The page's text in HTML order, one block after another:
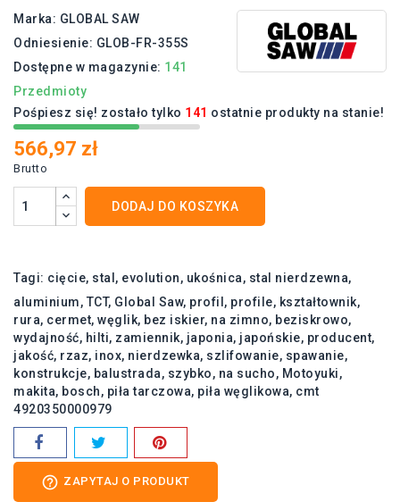
Marka: GLOBAL SAW
Odniesienie: GLOB-FR-355S
Dostępne w magazynie: 141
Przedmioty
Pośpiesz się! zostało tylko 141 ostatnie produkty na stanie!
566,97 zł
Brutto
DODAJ DO KOSZYKA
Tagi: cięcie stal evolution ukośnica
stal nierdzewna
aluminium TCT Global Saw profil profile
kształtownik
rura cermet węglik bez iskier na zimno
beziskrowo
wydajność
hilti zamiennik japonia japońskie producent
jakość rzaz inox nierdzewka szlifowanie spawanie
konstrukcje
balustrada szybko na sucho
Motoyuki
makita
bosch piła tarczowa piła węglikowa cmt
4920350000979
help_outline ZAPYTAJ O PRODUKT